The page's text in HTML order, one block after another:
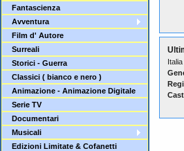
Fantascienza
Avventura
Film d' Autore
Surreali
Storici - Guerra
Classici ( bianco e nero )
Animazione - Animazione Digitale
Serie TV
Documentari
Musicali
Edizioni Limitate & Cofanetti